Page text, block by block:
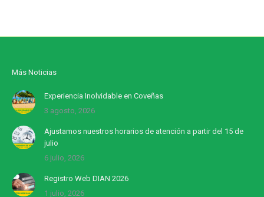
Más Noticias
Experiencia Inolvidable en Coveñas
3 agosto, 2026
Ajustamos nuestros horarios de atención a partir del 15 de
julio
6 julio, 2026
Registro Web DIAN 2026
1 julio, 2026